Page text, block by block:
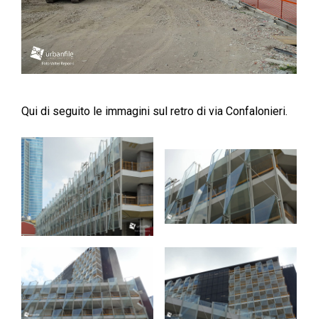
Qui di seguito le immagini sul retro di via Confalonieri.